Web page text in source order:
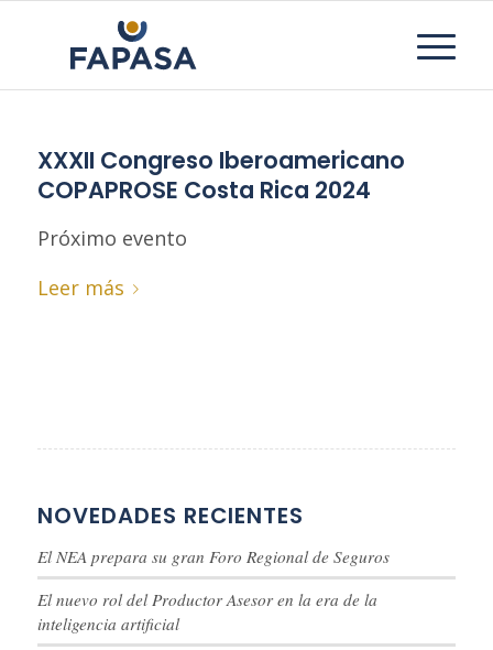
XXXII Congreso Iberoamericano
COPAPROSE Costa Rica 2024
Próximo evento
Leer más
NOVEDADES RECIENTES
El NEA prepara su gran Foro Regional de Seguros
El nuevo rol del Productor Asesor en la era de la
inteligencia artificial